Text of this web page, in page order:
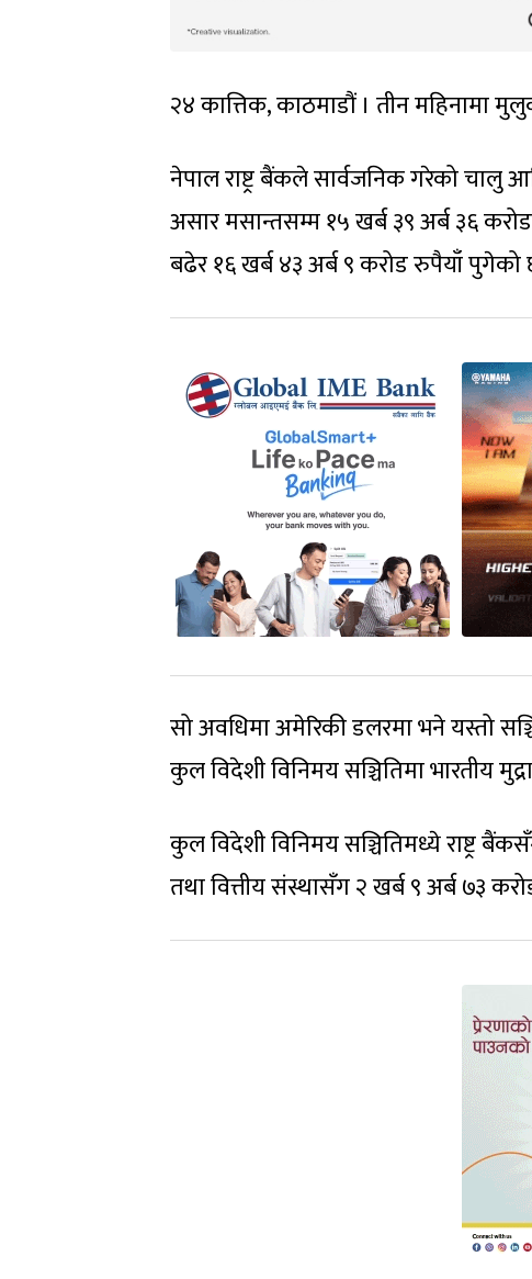
२४ कात्तिक, काठमाडौं । तीन महिनामा
नेपाल राष्ट्र बैंकले सार्वजनिक गरेको चालु
असार मसान्तसम्म १५ खर्ब ३९ अर्ब ३६
बढेर १६ खर्ब ४३ अर्ब ९ करोड रुपैयाँ पुगेको
सो अवधिमा अमेरिकी डलरमा भने यस्तो
कुल विदेशी विनिमय सञ्चितिमा भारतीय
कुल विदेशी विनिमय सञ्चितिमध्ये राष्ट्र
तथा वित्तीय संस्थासँग २ खर्ब ९ अर्ब ७३